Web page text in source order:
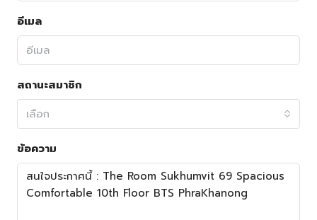
อีเมล
สถานะสมาชิก
เลือก
ข้อความ